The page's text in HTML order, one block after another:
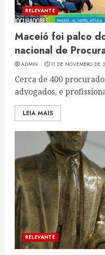
RELEVANTE
Maceió foi palco
nacional de
ADMIN 11 DE NOVEMBRO DE
Cerca de 400
advogados, e
LEIA MAIS
RELEVANTE